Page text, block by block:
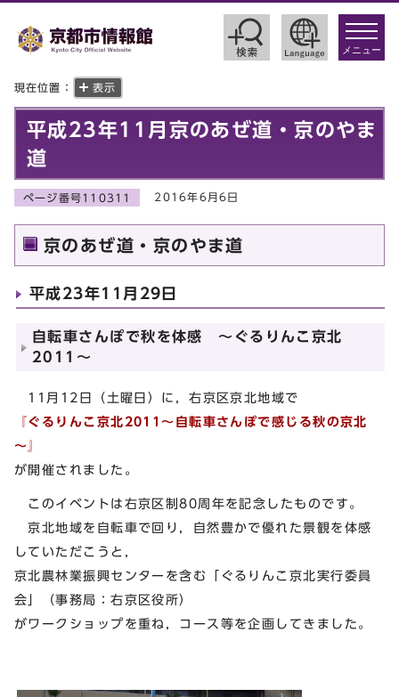
toggle
メニュー
現在位置： 表示
平成23年11月京のあぜ道・京のやま
道
ページ番号110311 2016年6月6日
京のあぜ道・京のやま道
平成23年11月29日
自転車さんぽで秋を体感 ～ぐるりんこ京北
2011～
11月12日（土曜日）に，右京区京北地域で
『ぐるりんこ京北2011～自転車さんぽで感じる秋の京北
～』
が開催されました。
このイベントは右京区制80周年を記念したものです。
京北地域を自転車で回り，自然豊かで優れた景観を体感
していただこうと，
京北農林業振興センターを含む「ぐるりんこ京北実行委員
会」（事務局：右京区役所）
がワークショップを重ね，コース等を企画してきました。